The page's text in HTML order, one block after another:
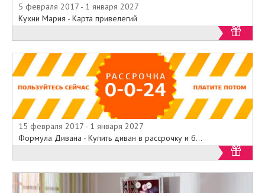
5 февраля 2017 - 1 января 2027
Кухни Мария - Карта привелегий
15 февраля 2017 - 1 января 2027
Формула Дивана - Купить диван в рассрочку и б...